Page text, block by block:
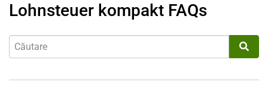
Lohnsteuer kompakt FAQs